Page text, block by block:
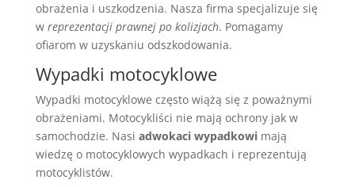
obrażenia i uszkodzenia. Nasza firma specjalizuje się
w reprezentacji prawnej po kolizjach. Pomagamy
ofiarom w uzyskaniu odszkodowania.
Wypadki motocyklowe
Wypadki motocyklowe często wiążą się z poważnymi
obrażeniami. Motocykliści nie mają ochrony jak w
samochodzie. Nasi adwokaci wypadkowimają
wiedzę o motocyklowych wypadkach i reprezentują
motocyklistów.